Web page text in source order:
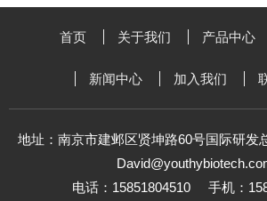
首页 关于我们 产品中心
新闻中心 加入我们
地址：南京市建邺区贤坤路60号国际研发
电话：15851804510
手机：